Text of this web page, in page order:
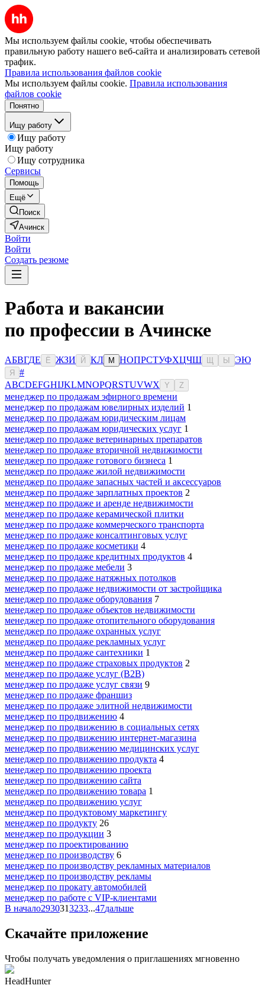
Мы используем файлы cookie, чтобы обеспечивать
правильную работу нашего веб-сайта и анализировать сетевой
трафик.
Правила использования файлов cookie
Мы используем файлы cookie. Правила использования
файлов cookie
Понятно
Ищу работу
Ищу работу
Ищу работу
Ищу сотрудника
Сервисы
Помощь
Ещё
Поиск
Ачинск
Войти
Войти
Создать резюме
Работа и вакансии
по профессии в Ачинске
АБВГДЕ Ё ЖЗИ Й КЛ М НОПРСТУФХЦЧШ Ы ЭЮ
Я
#
ABCDEFGHIJKLMNOPQRSTUVWX Y Z
менеджер по продажам эфирного времени
менеджер по продажам ювелирных изделий 1
менеджер по продажам юридическим лицам
менеджер по продажам юридических услуг 1
менеджер по продаже ветеринарных препаратов
менеджер по продаже вторичной недвижимости
менеджер по продаже готового бизнеса 1
менеджер по продаже жилой недвижимости
менеджер по продаже запасных частей и аксессуаров
менеджер по продаже зарплатных проектов 2
менеджер по продаже и аренде недвижимости
менеджер по продаже керамической плитки
менеджер по продаже коммерческого транспорта
менеджер по продаже консалтинговых услуг
менеджер по продаже косметики 4
менеджер по продаже кредитных продуктов 4
менеджер по продаже мебели 3
менеджер по продаже натяжных потолков
менеджер по продаже недвижимости от застройщика
менеджер по продаже оборудования 7
менеджер по продаже объектов недвижимости
менеджер по продаже отопительного оборудования
менеджер по продаже охранных услуг
менеджер по продаже рекламных услуг
менеджер по продаже сантехники 1
менеджер по продаже страховых продуктов 2
менеджер по продаже услуг (B2B)
менеджер по продаже услуг связи 9
менеджер по продаже франшиз
менеджер по продаже элитной недвижимости
менеджер по продвижению 4
менеджер по продвижению в социальных сетях
менеджер по продвижению интернет-магазина
менеджер по продвижению медицинских услуг
менеджер по продвижению продукта 4
менеджер по продвижению проекта
менеджер по продвижению сайта
менеджер по продвижению товара 1
менеджер по продвижению услуг
менеджер по продуктовому маркетингу
менеджер по продукту 26
менеджер по продукции 3
менеджер по проектированию
менеджер по производству 6
менеджер по производству рекламных материалов
менеджер по производству рекламы
менеджер по прокату автомобилей
менеджер по работе с VIP-клиентами
В начало2930313233...47дальше
Скачайте приложение
Чтобы получать уведомления о приглашениях мгновенно
HeadHunter